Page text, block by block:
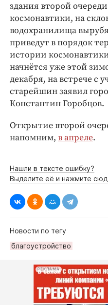
Блоги
Медиаперсона
Интересное чтиво
Клиника года
Бренд года
Работодатель
здания второй
космонавтики, на
водохранилища
приведут в порядок
истории
начнётся уже этой
декабря, на встрече с
старейшин заявил
Константин Горобцов.
Открытие второй
напомним, в апреле.
Нашли в тексте ошибку?
Выделите её и нажмите
Новости по тегу
благоустройство
РЕКЛАМА